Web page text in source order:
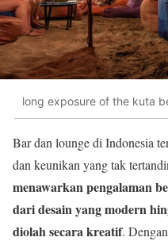
long exposure of the kuta
Bar dan lounge di Indonesia
dan keunikan yang tak
menawarkan pengalaman
dari desain yang modern
diolah secara kreatif.